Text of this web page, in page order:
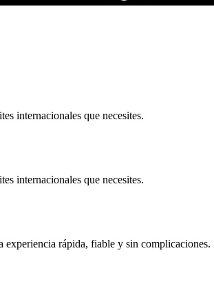
internacionales que necesites.
internacionales que necesites.
experiencia rápida, fiable y sin complicaciones.